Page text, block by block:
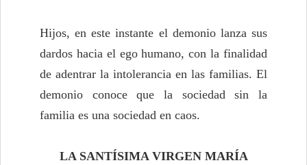
Hijos, en este instante el demonio lanza sus
dardos hacia el ego humano, con la finalidad
de adentrar la intolerancia en las familias. El
demonio conoce que la sociedad sin la
familia es una sociedad en caos.
LA SANTÍSIMA VIRGEN MARÍA